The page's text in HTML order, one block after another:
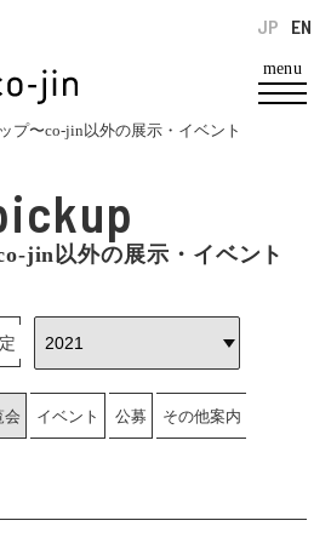
menu
EN
JP
プ〜co-jin以外の展示・イベント
jin以外の展示・イベント
会 イベント 公募 その他案内